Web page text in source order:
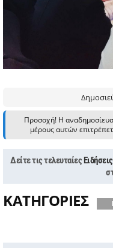
Προσοχή! Η
μέρους αυτών
Δείτε τις τελευταίεςΕιδήσεις
ΚΑΤΗΓΟΡΙΕΣ